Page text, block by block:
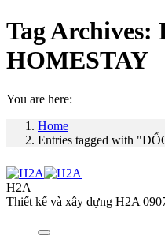
Tag Archives:
HOMESTAY
You are here:
Home
Entries tagged with
H2A
Thiết kế và xây dựng H2A